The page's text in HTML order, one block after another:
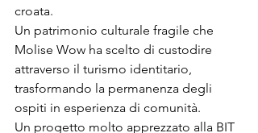
croata.
Un patrimonio culturale fragile che
Molise Wow ha scelto di custodire
attraverso il turismo identitario,
trasformando la permanenza degli
ospiti in esperienza di comunità.
Un progetto molto apprezzato alla BIT